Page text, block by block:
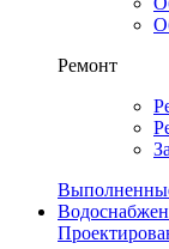
Ремонт